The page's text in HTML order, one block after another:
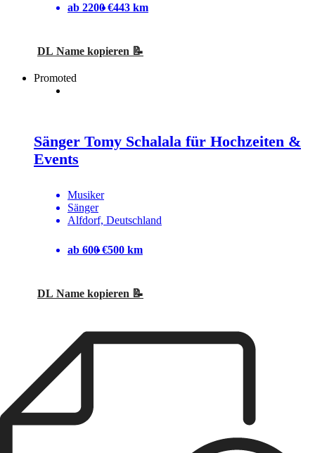
ab 2200 €443 km
DL Name kopieren 📝
Promoted
Sänger Tomy Schalala für Hochzeiten &
Events
Musiker
Sänger
Alfdorf, Deutschland
ab 600 €500 km
DL Name kopieren 📝